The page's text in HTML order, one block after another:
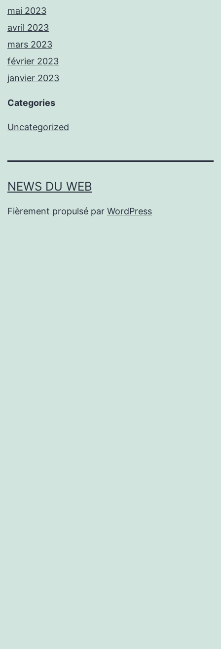
mai 2023
avril 2023
mars 2023
février 2023
janvier 2023
Categories
Uncategorized
NEWS DU WEB
Fièrement propulsé par WordPress